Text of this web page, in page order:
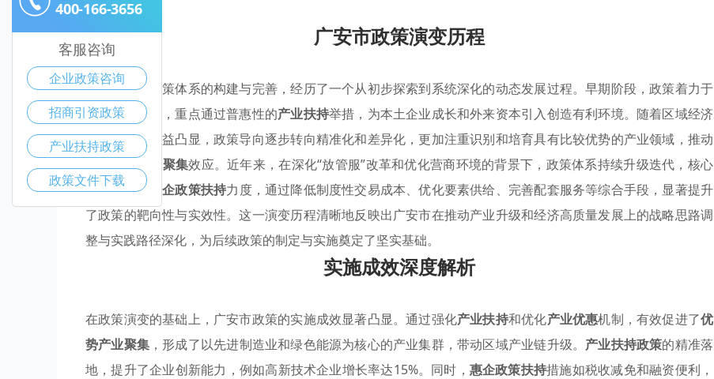
续跃升。
广安市政策演变历程
广安市产业政策体系的构建与完善，经历了一个从初步探索到系统深化的动态发展过程。早期阶段，政策着力于
搭建基础框架，重点通过普惠性的产业扶持举措，为本土企业成长和外来资本引入创造有利环境。随着区域经济
转型需求的日益凸显，政策导向逐步转向精准化和差异化，更加注重识别和培育具有比较优势的产业领域，推动
形成优势产业聚集效应。近年来，在深化“放管服”改革和优化营商环境的背景下，政策体系持续升级迭代，核心
聚焦于强化
惠企政策扶持力度，通过降低制度性交易成本、优化要素供给、完善配套服务等综合手段，显著提升
了政策的靶向性与实效性。这一演变历程清晰地反映出广安市在推动产业升级和经济高质量发展上的战略思路调
整与实践路径深化，为后续政策的制定与实施奠定了坚实基础。
实施成效深度解析
在政策演变的基础上，广安市政策的实施成效显著凸显。通过强化产业扶持和优化产业优惠机制，有效促进了优
势产业聚集 ，形成了以先进制造业和绿色能源为核心的产业集群，带动区域产业链升级。 产业扶持政策的精准落
地，提升了企业创新能力，例如高新技术企业增长率达15%。同时， 惠企政策扶持措施如税收减免和融资便利，
400-166-3656
客服咨询
企业政策咨询
招商引资政策
产业扶持政策
政策文件下载